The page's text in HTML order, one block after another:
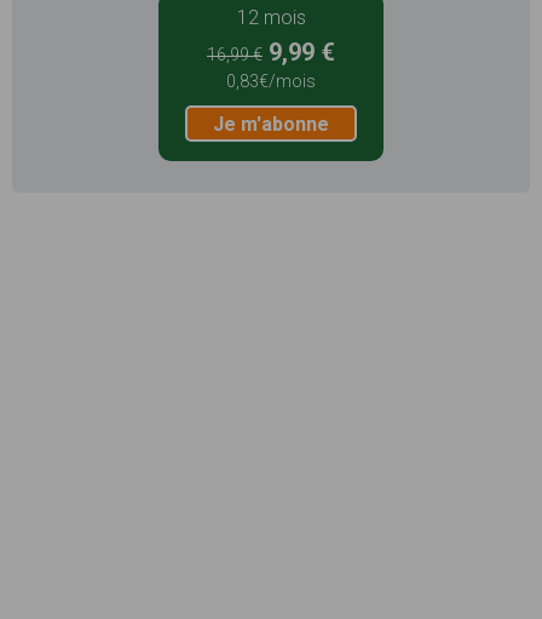
12 mois
16,99 € 9,99 €
0,83€/mois
Je m'abonne